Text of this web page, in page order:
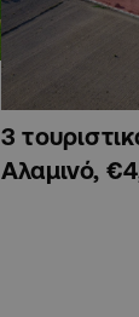
3
Αλαμινό,